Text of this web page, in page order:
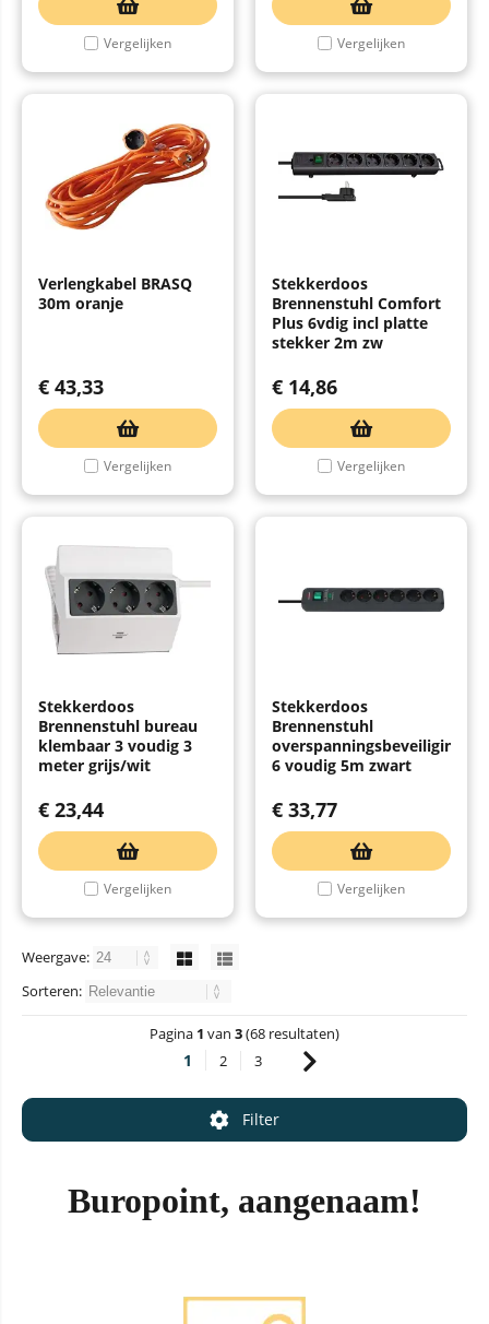
Vergelijken Vergelijken
Verlengkabel BRASQ
30m oranje
€ 43,33
Vergelijken
Stekkerdoos
Brennenstuhl Comfort
Plus 6vdig incl platte
stekker 2m zw
€ 14,86
Vergelijken
Stekkerdoos
Brennenstuhl bureau
klembaar 3 voudig 3
meter grijs/wit
€ 23,44
Vergelijken
Stekkerdoos
Brennenstuhl
overspanningsbeveiliging
6 voudig 5m zwart
€ 33,77
Vergelijken
Weergave:
Sorteren:
Pagina 1 van 3(68 resultaten)
1 2 3
Filter
Buropoint, aangenaam!